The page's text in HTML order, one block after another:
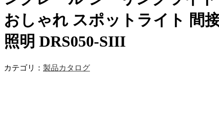
おしゃれ スポットライト 間
照明 DRS050-SIII
カテゴリ： 製品カタログ